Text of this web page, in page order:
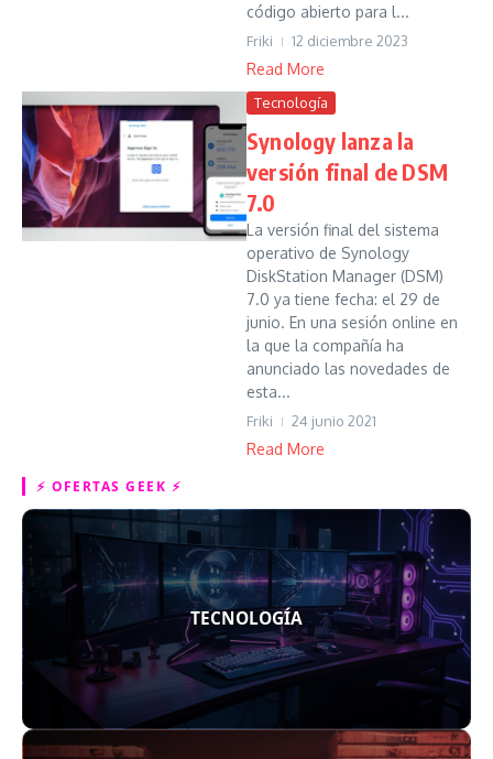
código abierto para l...
Friki 12 diciembre 2023
Read More
Tecnología
Synology lanza la
versión final de DSM
7.0
La versión final del sistema
operativo de Synology
DiskStation Manager (DSM)
7.0 ya tiene fecha: el 29 de
junio. En una sesión online en
la que la compañía ha
anunciado las novedades de
esta...
Friki 24 junio 2021
Read More
⚡ OFERTAS GEEK ⚡
TECNOLOGÍA